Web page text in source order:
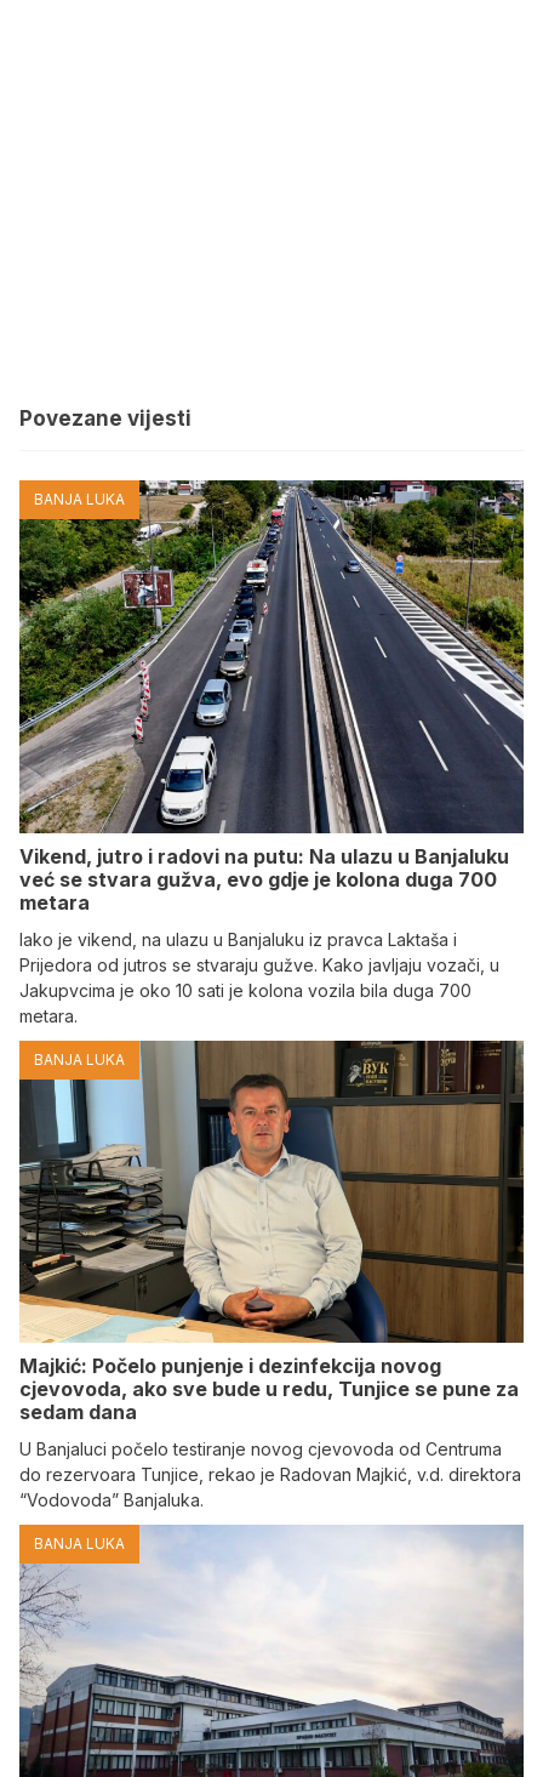
Povezane vijesti
BANJA LUKA
Vikend, jutro i radovi na putu: Na ulazu u Banjaluku
već se stvara gužva, evo gdje je kolona duga 700
metara
Iako je vikend, na ulazu u Banjaluku iz pravca Laktaša i
Prijedora od jutros se stvaraju gužve. Kako javljaju vozači, u
Jakupvcima je oko 10 sati je kolona vozila bila duga 700
metara.
BANJA LUKA
Majkić: Počelo punjenje i dezinfekcija novog
cjevovoda, ako sve bude u redu, Tunjice se pune za
sedam dana
U Banjaluci počelo testiranje novog cjevovoda od Centruma
do rezervoara Tunjice, rekao je Radovan Majkić, v.d. direktora
“Vodovoda” Banjaluka.
BANJA LUKA